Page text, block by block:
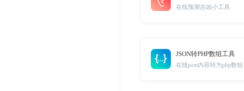
在线预测吉凶小工具
JSON转PHP数组工具
在线json内容转为php数组